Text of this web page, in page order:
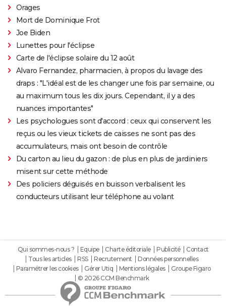
Orages
Mort de Dominique Frot
Joe Biden
Lunettes pour l'éclipse
Carte de l'éclipse solaire du 12 août
Alvaro Fernandez, pharmacien, à propos du lavage des
draps : "L'idéal est de les changer une fois par semaine, ou
au maximum tous les dix jours. Cependant, il y a des
nuances importantes"
Les psychologues sont d'accord : ceux qui conservent les
reçus ou les vieux tickets de caisses ne sont pas des
accumulateurs, mais ont besoin de contrôle
Du carton au lieu du gazon : de plus en plus de jardiniers
misent sur cette méthode
Des policiers déguisés en buisson verbalisent les
conducteurs utilisant leur téléphone au volant
Qui sommes-nous ? Equipe Charte éditoriale Publicité
Contact
Tous les articles
RSS Recrutement
Données personnelles
Paramétrer les cookies
Gérer Utiq Mentions légales
Groupe Figaro
© 2026 CCM Benchmark